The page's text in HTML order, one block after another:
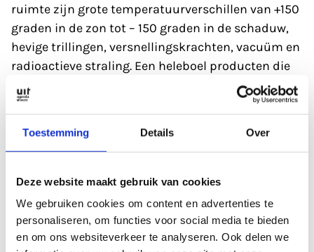
Toestemming Details Over
Deze website maakt gebruik van cookies
We gebruiken cookies om content en advertenties te
personaliseren, om functies voor social media te bieden
en om ons websiteverkeer te analyseren. Ook delen we
ruimte zijn grote temperatuurverschillen van +150
graden in de zon tot – 150 graden in de schaduw,
hevige trillingen, versnellingskrachten, vacuüm en
radioactieve straling. Een heleboel producten die
we nu gebruiken zijn bedacht door ruimte-
ingenieurs: de computermuis, rookmelders,
kraslaag op brillen­glazen komt van de helmen van
zitten in remschijven, matrassen van traagschuim
zijn er dankzij stoelen die ontwikkeld zijn voor
astronauten. En de Nike Air Max zijn gebaseerd op
de maanschoenen van de Apollo-astronauten.’